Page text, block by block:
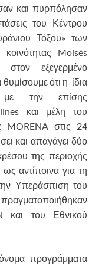
και πυρπόλησαν
του Κέντρου
Τόξου» των
Moisés
εξεγερμένο
ότι η ίδια
με την επίσης
και μέλη του
MORENA στις 24
και απαγάγει δύο
της περιοχής
αντίποινα για τη
Υπεράσπιση του
και του Εθνικού
προγράμματα